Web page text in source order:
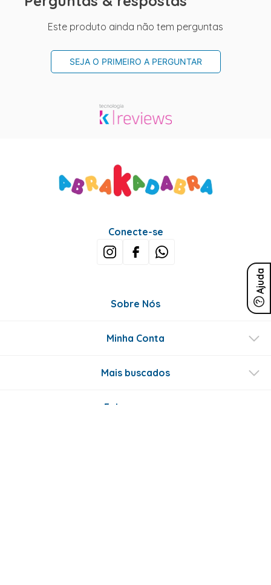
Este produto ainda não tem perguntas
SEJA O PRIMEIRO A PERGUNTAR
Ajuda
Conecte-se
Sobre Nós
Minha Conta
Mais buscados
Fale conosco